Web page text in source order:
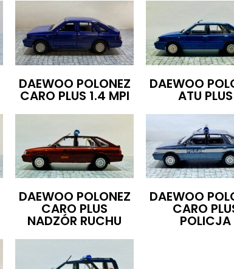
DAEWOO POLONEZ
CARO PLUS 1.4 MPI
DAEWOO
ATU PLUS
DAEWOO POLONEZ
CARO PLUS
NADZÓR RUCHU
DAEWOO
CARO
POLICJA